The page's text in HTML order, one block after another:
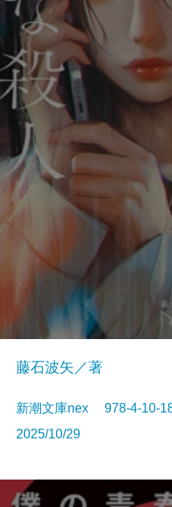
藤石波矢／著
新潮文庫nex 978-4-10-
2025/10/29